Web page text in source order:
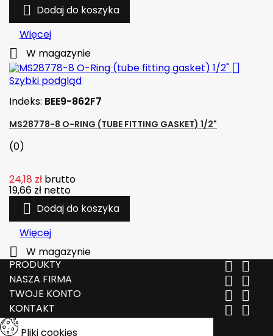
 Dodaj do koszyka
Więcej
 W magazynie

Szybki podgląd
Indeks: BEE9-862F7
MS28778-8 O-RING (TUBE FITTING GASKET) 1/2"
(0)
24,18 zł brutto
19,66 zł netto
 Dodaj do koszyka
Więcej

W magazynie
PRODUKTY
 
NASZA FIRMA  
TWOJE KONTO  
KONTAKT  
Pliki cookies